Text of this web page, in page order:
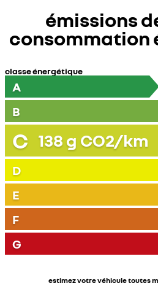
émissions
consommation
classe énergétique
A
B
C 138 g CO2/km
D
E
F
G
estimez votre véhicule toutes